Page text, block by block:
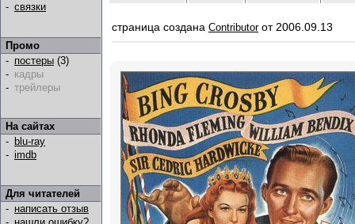
- связки
Промо
- постеры (3)
- кадры
- трейлеры
На сайтах
- blu-ray
- imdb
Для читателей
- написать отзыв
страница создана Contributorот 2006.09.13